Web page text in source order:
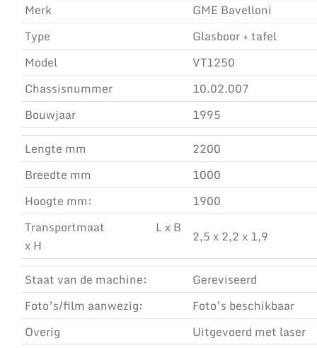
Merk
GME Bavelloni
Type
Glasboor + tafel
Model
VT1250
Chassisnummer
10.02.007
Bouwjaar
1995
Lengte mm
2200
Breedte mm
1000
Hoogte mm:
1900
Transportmaat L x B
x H
2,5 x 2,2 x 1,9
Staat van de machine:
Gereviseerd
Foto’s/film aanwezig:
Foto’s beschikbaar
Overig
Uitgevoerd met laser